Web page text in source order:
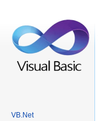
VB.Net